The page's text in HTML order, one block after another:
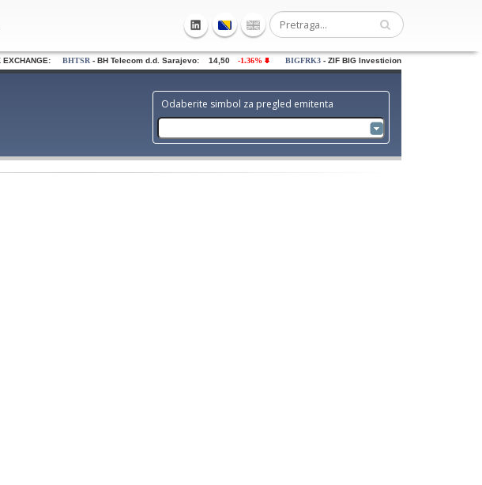
BHTSR- BH Telecom d.d. Sarajevo: 14,50 -1.36% BIGFRK3- ZIF BIG Investiciona grupa dd Sarajevo:
Odaberite simbol za pregled emitenta